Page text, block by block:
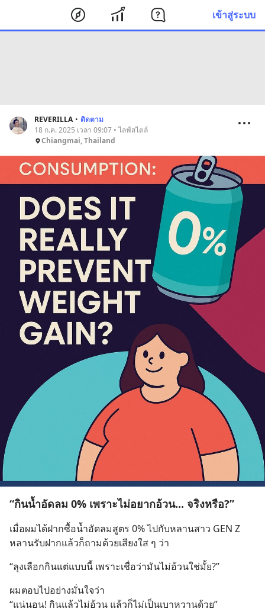
เข้าสู่ระบบ
REVERILLA • ติดตาม
18 ก.ค. 2025 เวลา 09:07 • ไลฟ์สไตล์
Chiangmai, Thailand
“กินน้ำอัดลม 0% เพราะไม่อยากอ้วน... จริงหรือ?”
เมื่อผมได้ฝากซื้อน้ำอัดลมสูตร 0% ไปกับหลานสาว GEN Z
หลานรับฝากแล้วก็ถามด้วยเสียงใส ๆ ว่า
“ลุงเลือกกินแต่แบบนี้ เพราะเชื่อว่ามันไม่อ้วนใช่มั้ย?”
ผมตอบไปอย่างมั่นใจว่า
“แน่นอน! กินแล้วไม่อ้วน แล้วก็ไม่เป็นเบาหวานด้วย”